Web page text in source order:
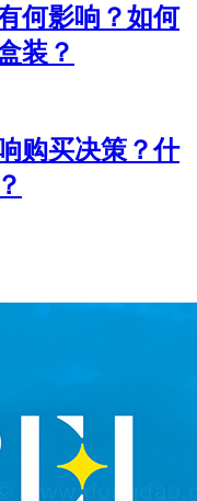
何影响？如何
装？
购买决策？什